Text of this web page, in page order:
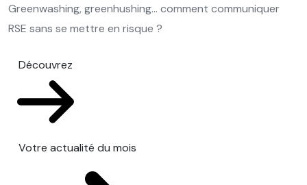
Greenwashing, greenhushing… comment communiquer
RSE sans se mettre en risque ?
Découvrez
Votre actualité du mois